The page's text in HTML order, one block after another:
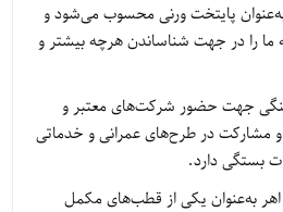
پایتخت ورنی محسوب می‌شود و
ما را در جهت شناساندن هرچه بیشتر و
جهت حضور شرکت‌های معتبر و
مشارکت در طرح‌های عمرانی و خدماتی
بستگی دارد.
اهر به‌عنوان یکی از قطب‌های مکمل